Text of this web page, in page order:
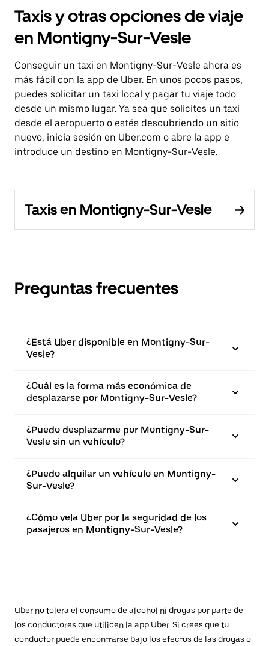
Taxis y otras opciones de viaje
en Montigny-Sur-Vesle
Conseguir un taxi en Montigny-Sur-Vesle ahora es
más fácil con la app de Uber. En unos pocos pasos,
puedes solicitar un taxi local y pagar tu viaje todo
desde un mismo lugar. Ya sea que solicites un taxi
desde el aeropuerto o estés descubriendo un sitio
nuevo, inicia sesión en Uber.com o abre la app e
introduce un destino en Montigny-Sur-Vesle.
Taxis en Montigny-Sur-Vesle
Preguntas frecuentes
¿Está Uber disponible en Montigny-Sur-
Vesle?
¿Cuál es la forma más económica de
desplazarse por Montigny-Sur-Vesle?
¿Puedo desplazarme por Montigny-Sur-
Vesle sin un vehículo?
¿Puedo alquilar un vehículo en Montigny-
Sur-Vesle?
¿Cómo vela Uber por la seguridad de los
pasajeros en Montigny-Sur-Vesle?
Uber no tolera el consumo de alcohol ni drogas por parte de
los conductores que utilicen la app Uber. Si crees que tu
conductor puede encontrarse bajo los efectos de las drogas o